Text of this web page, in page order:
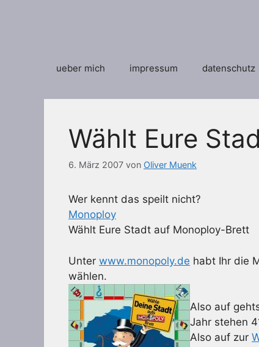
ueber mich impressum datenschutz
Wählt Eure
6. März 2007 von Oliver Muenk
Wer kennt das speilt nicht?
Monoploy
Wählt Eure Stadt auf Monoploy-Brett
Unter www.monopoly.de habt Ihr die
wählen.
Also auf
Jahr stehen
Also auf zur